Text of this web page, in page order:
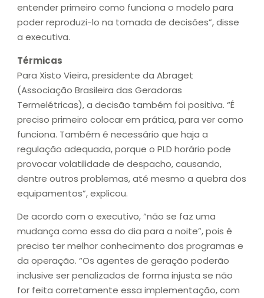
entender primeiro como funciona o modelo para
poder reproduzi-lo na tomada de decisões”, disse
a executiva.
Térmicas
Para Xisto Vieira, presidente da Abraget
(Associação Brasileira das Geradoras
Termelétricas), a decisão também foi positiva. “É
preciso primeiro colocar em prática, para ver como
funciona. Também é necessário que haja a
regulação adequada, porque o PLD horário pode
provocar volatilidade de despacho, causando,
dentre outros problemas, até mesmo a quebra dos
equipamentos”, explicou.
De acordo com o executivo, “não se faz uma
mudança como essa do dia para a noite”, pois é
preciso ter melhor conhecimento dos programas e
da operação. “Os agentes de geração poderão
inclusive ser penalizados de forma injusta se não
for feita corretamente essa implementação, com